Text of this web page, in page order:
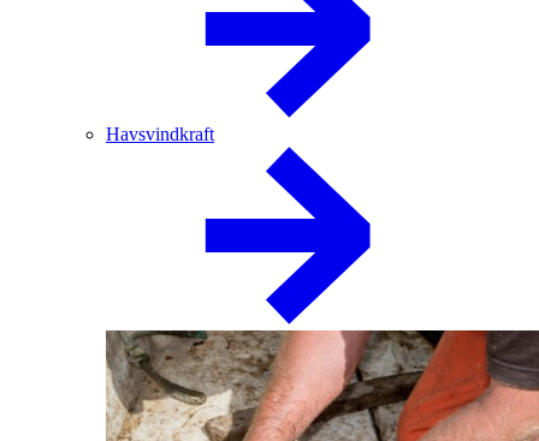
Havsvindkraft